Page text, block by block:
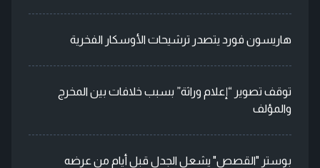
هاريسون فورد يتصدر ترشيحات الأوسكار الفخرية
توقف تصوير “إعلام وراثة” بسبب خلافات بين المخرج
والمؤلف
بوستر "القصص" يشعل الجدل قبل أيام من عرضه